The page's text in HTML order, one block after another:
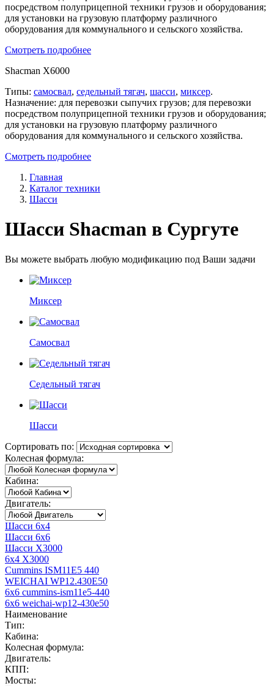
посредством полуприцепной техники грузов и оборудования;
для установки на грузовую платформу различного
оборудования для коммунального и сельского хозяйства.
Смотреть подробнее
Shacman X6000
Типы: самосвал, седельный тягач, шасси, миксер.
Назначение: для перевозки сыпучих грузов; для перевозки
посредством полуприцепной техники грузов и оборудования;
для установки на грузовую платформу различного
оборудования для коммунального и сельского хозяйства.
Смотреть подробнее
Главная
Каталог техники
Шасси
Шасси Shacman в Сургуте
Вы можете выбрать любую модификацию под Ваши задачи
Миксер
Самосвал
Седельный тягач
Шасси
Сортировать по:
Колесная формула:
Кабина:
Двигатель:
Шасси 6x4
Шасси 6x6
Шасси X3000
6x4 X3000
Cummins ISM11E5 440
WEICHAI WP12.430E50
6x6 cummins-ism11e5-440
6x6 weichai-wp12-430e50
Наименование
Тип:
Кабина:
Колесная формула:
Двигатель:
КПП:
Мосты: